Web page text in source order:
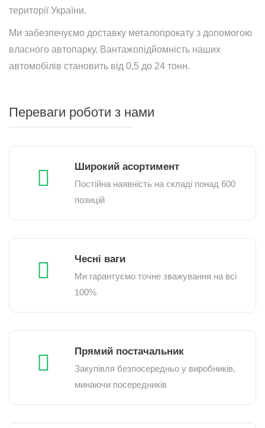
території України.
Ми забезпечуємо доставку металопрокату з допомогою
власного автопарку. Вантажопідйомність наших
автомобілів становить від 0,5 до 24 тонн.
Переваги роботи з нами
Широкий асортимент
Постійна наявність на складі понад 600
позицій
Чесні ваги
Ми гарантуємо точне зважування на всі
100%
Прямий постачальник
Закупівля безпосередньо у виробників,
минаючи посередників